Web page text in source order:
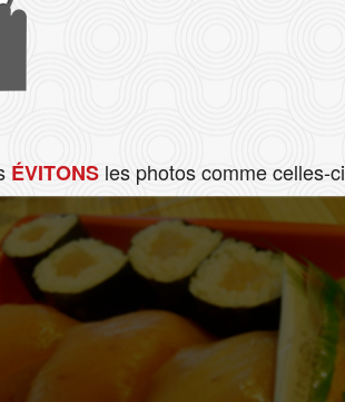
ÉVITONSles photos comme celles-ci